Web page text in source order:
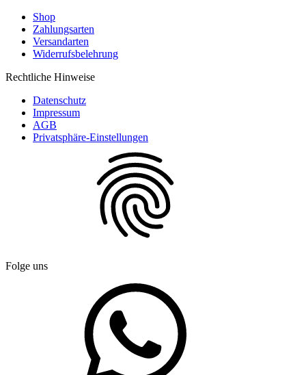
Shop
Zahlungsarten
Versandarten
Widerrufsbelehrung
Rechtliche Hinweise
Datenschutz
Impressum
AGB
Privatsphäre-Einstellungen
Folge uns